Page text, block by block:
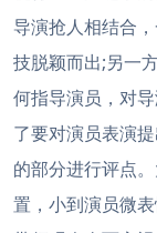
导演抢人相结合
技脱颖而出;另一
何指导演员，对
了要对演员表演
的部分进行评点
置，小到演员微